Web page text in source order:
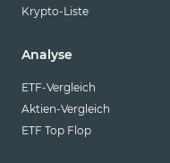
Krypto-Liste
Analyse
ETF-Vergleich
Aktien-Vergleich
ETF Top Flop